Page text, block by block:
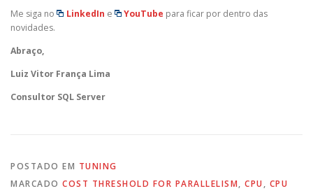
Me siga no
LinkedIn e YouTube para ficar por dentro das
novidades.
Abraço,
Luiz Vitor França Lima
Consultor SQL Server
POSTADO EM TUNING
MARCADO COST THRESHOLD FOR PARALLELISM, CPU , CPU